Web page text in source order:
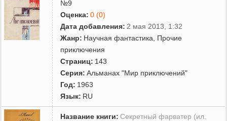
№9
Оценка: 0 (0)
Дата добавления: 2 мая 2013, 1:32
Жанр: Научная фантастика
Прочие
приключения
Страниц: 143
Серия: Альманах "Мир приключений"
Год: 1963
Язык: RU
Название книги: Секретный фарватер (ил.